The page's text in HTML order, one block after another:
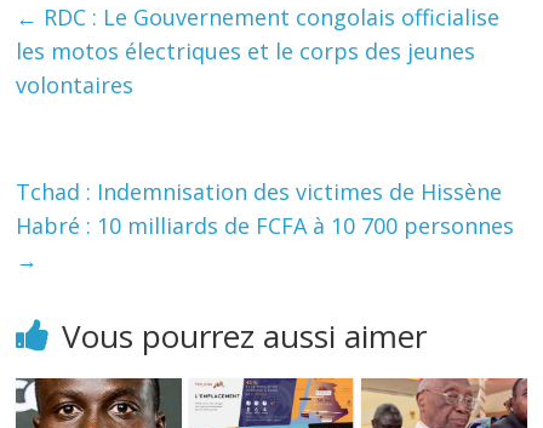
← RDC : Le Gouvernement congolais officialise
les motos électriques et le corps des jeunes
volontaires
Tchad : Indemnisation des victimes de Hissène
Habré : 10 milliards de FCFA à 10 700 personnes
→
Vous pourrez aussi aimer